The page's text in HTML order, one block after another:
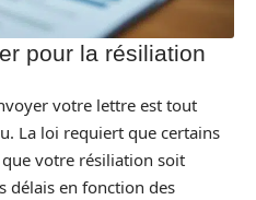
pour la résiliation
votre lettre est tout
La loi requiert que certains
votre résiliation soit
délais en fonction des